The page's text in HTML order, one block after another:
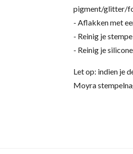
pigment/glitter/
- Aflakken met
- Reinig je
- Reinig je
Let op: indien je
Moyra